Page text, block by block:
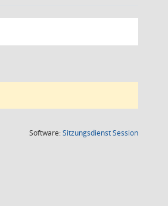
Software:SitzungsdienstSession(Wird in